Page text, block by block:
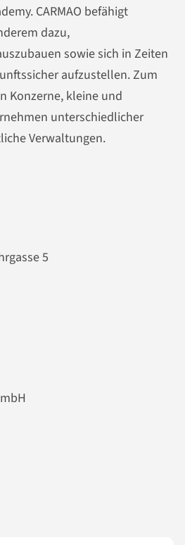
CARMAO befähigt
dazu,
sowie sich in Zeiten
aufzustellen. Zum
Konzerne, kleine und
unterschiedlicher
Verwaltungen.
5